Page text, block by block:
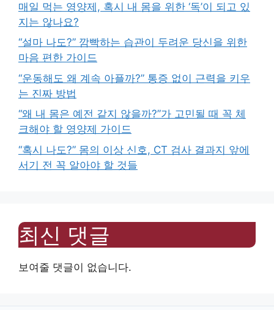
매일 먹는 영양제, 혹시 내 몸을 위한 ‘독’이 되고 있
지는 않나요?
“설마 나도?” 깜빡하는 습관이 두려운 당신을 위한
마음 편한 가이드
“운동해도 왜 계속 아플까?” 통증 없이 근력을 키우
는 진짜 방법
“왜 내 몸은 예전 같지 않을까?”가 고민될 때 꼭 체
크해야 할 영양제 가이드
“혹시 나도?” 몸의 이상 신호, CT 검사 결과지 앞에
서기 전 꼭 알아야 할 것들
최신 댓글
보여줄 댓글이 없습니다.